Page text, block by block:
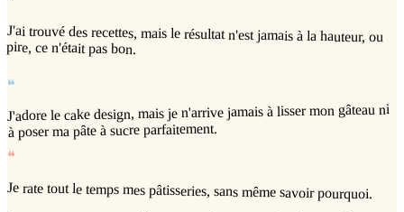
J'ai trouvé des recettes, mais le résultat n'est jamais à la hauteur, ou
pire, ce n'était pas bon.
❝
J'adore le cake design, mais je n'arrive jamais à lisser mon gâteau ni
à poser ma pâte à sucre parfaitement.
❝
Je rate tout le temps mes pâtisseries, sans même savoir pourquoi.